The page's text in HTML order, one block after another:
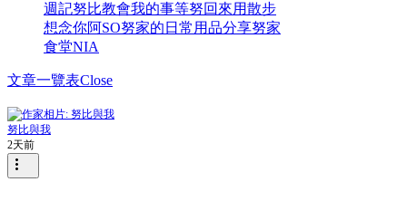
週記努比教會我的事等努回來用散步
想念你阿SO努家的日常用品分享努家
食堂NIA
文章一覽表Close
努比與我
2天前